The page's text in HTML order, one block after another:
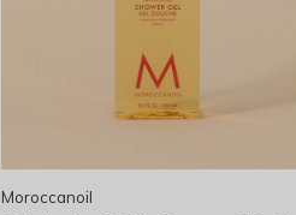
Moroccanoil